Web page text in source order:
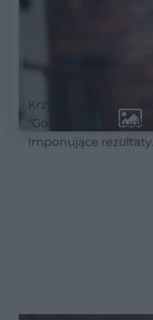
Krzysztof
"Googlebox" schudł
Imponujące rezultaty